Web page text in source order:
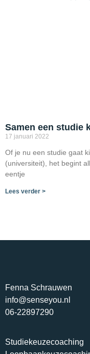
Samen een studie
17 januari 2022
Of je nu een studie gaat
(universiteit), het begint
eentje
Lees verder >
Fenna Schrauwen
info@senseyou.nl
06-22897290
Studiekeuzecoaching